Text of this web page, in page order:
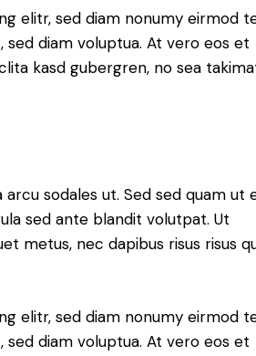
elitr, sed diam nonumy eirmod
diam voluptua. At vero eos et
kasd gubergren, no sea
sodales ut. Sed sed quam ut
sed ante blandit volutpat. Ut
metus, nec dapibus risus risus
elitr, sed diam nonumy eirmod
diam voluptua. At vero eos et